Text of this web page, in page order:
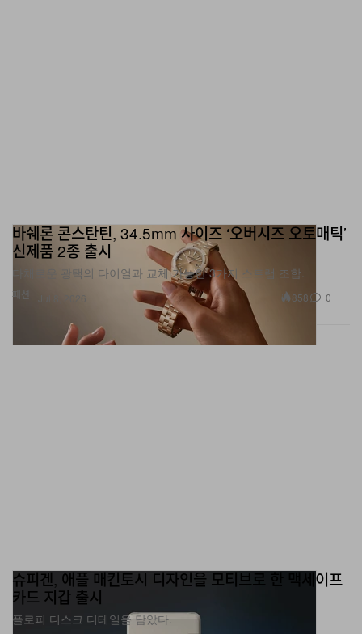
패션
바쉐론 콘스탄틴, 34.5mm 사이즈 ‘오버시즈 오토매틱’
신제품 2종 출시
다채로운 광택의 다이얼과 교체 가능한 3가지 스트랩 조합.
Jul 8, 2026 858 0
슈피겐, 애플 매킨토시 디자인을 모티브로 한 맥세이프
카드 지갑 출시
플로피 디스크 디테일을 담았다.